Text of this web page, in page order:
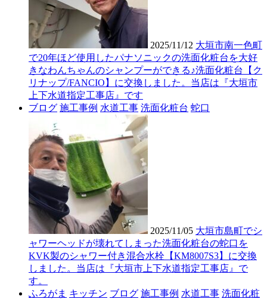
2025/11/12 大垣市南一色町
で20年ほど使用したパナソニックの洗面化粧台を大好
きなわんちゃんのシャンプーができる♪洗面化粧台【ク
リナップ/FANCIO】に交換しました。当店は『大垣市
上下水道指定工事店』です
ブログ 施工事例 水道工事 洗面化粧台 蛇口
2025/11/05 大垣市島町でシ
ャワーヘッドが壊れてしまった洗面化粧台の蛇口を
KVK製のシャワー付き混合水栓【KM8007S3】に交換
しました。当店は『大垣市上下水道指定工事店』で
す。
ふろがま キッチン ブログ 施工事例 水道工事 洗面化粧